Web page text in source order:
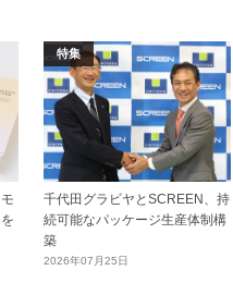
特集
千代田グラビヤとSCREEN、持
続可能なパッケージ生産体制構
築
2026年07月25日